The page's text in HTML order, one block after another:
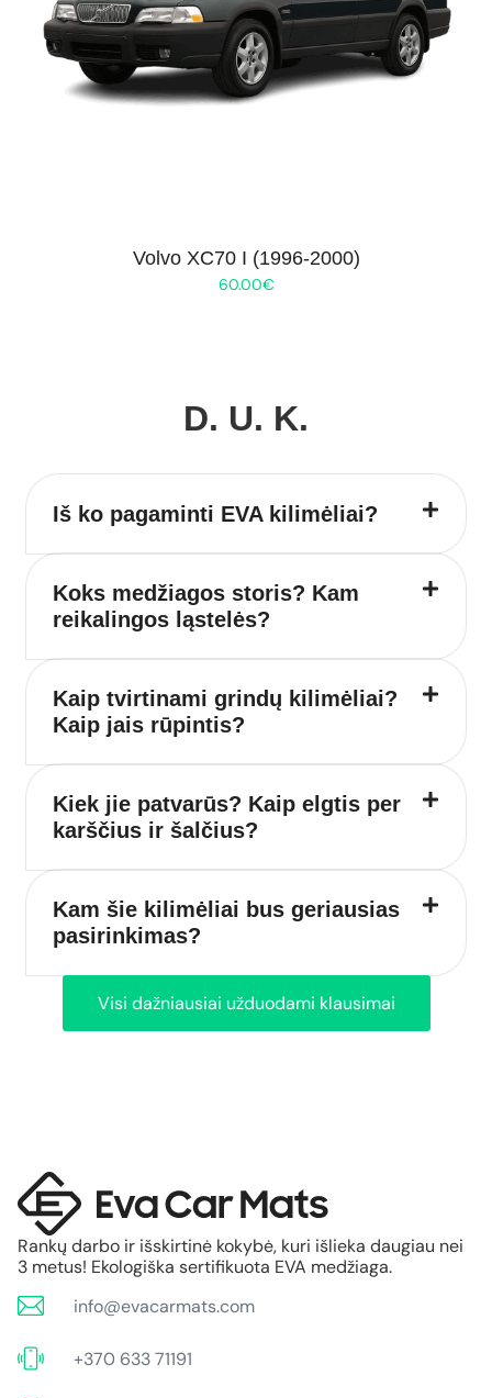
Volvo XC70 I (1996-2000)
60.00€
D. U. K.
Iš ko pagaminti EVA kilimėliai?
Koks medžiagos storis? Kam
reikalingos ląstelės?
Kaip tvirtinami grindų kilimėliai?
Kaip jais rūpintis?
Kiek jie patvarūs? Kaip elgtis per
karščius ir šalčius?
Kam šie kilimėliai bus geriausias
pasirinkimas?
Visi dažniausiai užduodami klausimai
Rankų darbo ir išskirtinė kokybė, kuri išlieka daugiau nei
3 metus! Ekologiška sertifikuota EVA medžiaga.
info@evacarmats.com
+370 633 71191